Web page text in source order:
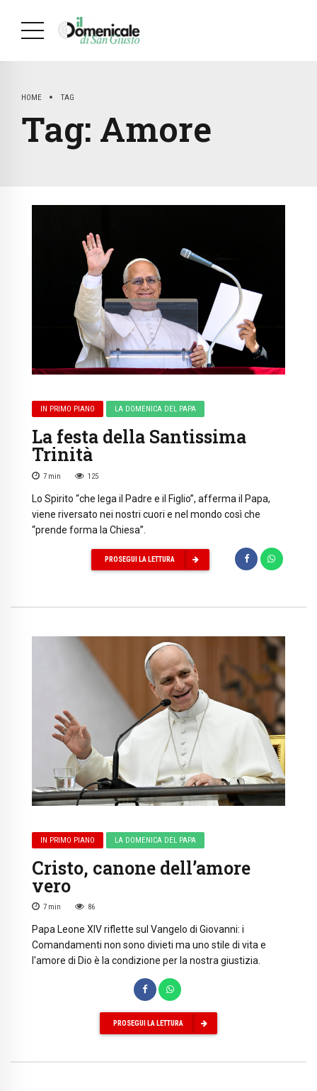
HOME TAG
Tag: Amore
IN PRIMO PIANO LA DOMENICA DEL PAPA
La festa della Santissima
Trinità
7 min 125
Lo Spirito “che lega il Padre e il Figlio”, afferma il Papa,
viene riversato nei nostri cuori e nel mondo così che
“prende forma la Chiesa”.
PROSEGUI LA LETTURA
IN PRIMO PIANO LA DOMENICA DEL PAPA
Cristo, canone dell’amore
vero
7 min 86
Papa Leone XIV riflette sul Vangelo di Giovanni: i
Comandamenti non sono divieti ma uno stile di vita e
l'amore di Dio è la condizione per la nostra giustizia.
PROSEGUI LA LETTURA